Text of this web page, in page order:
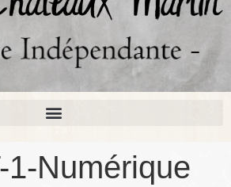
1-Numérique